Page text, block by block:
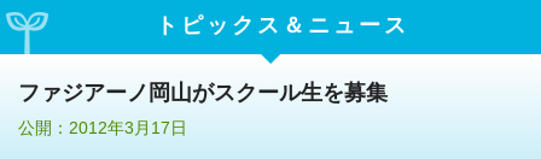
トピックス＆ニュース
ファジアーノ岡山がスクール生を募集
公開：2012年3月17日